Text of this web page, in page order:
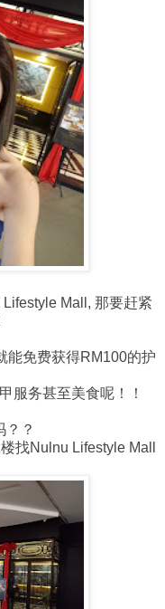
Mall, 那要赶紧
能免费获得RM100的护
服务甚至美食呢！！
？？
找Nulnu Lifestyle Mall